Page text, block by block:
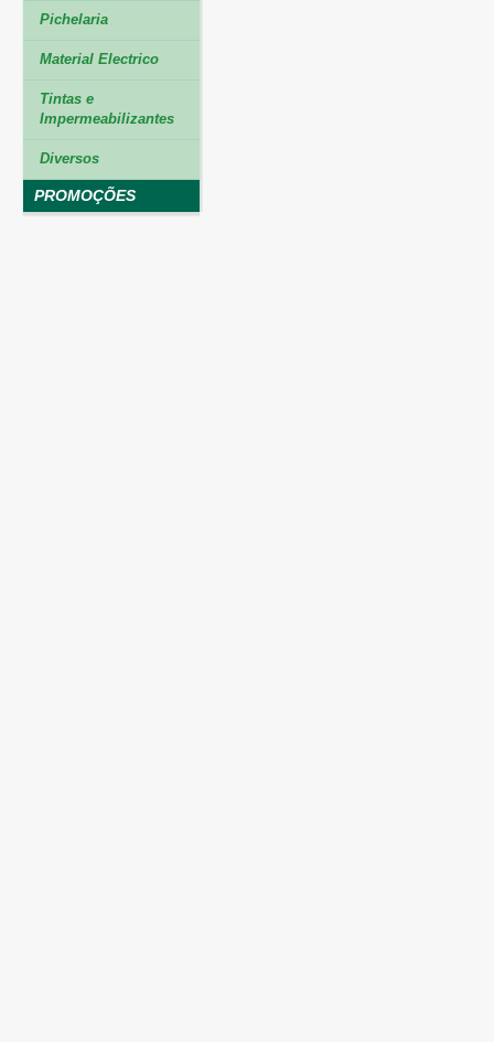
Pichelaria
Material Electrico
Tintas e
Impermeabilizantes
Diversos
PROMOÇÕES